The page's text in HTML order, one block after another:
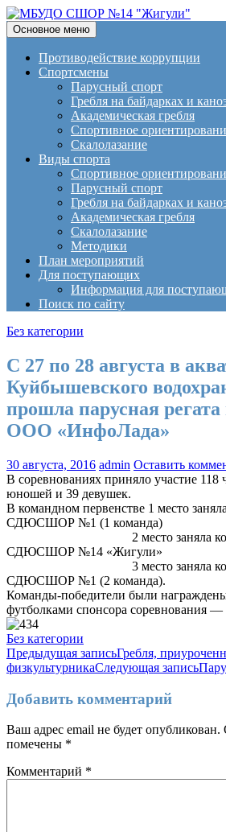
МБУДО СШОР
"Жигули"
Поиск
Основное меню Перейти
к
содержимому
Противодействие коррупции
Спортсмены
Парусный спорт
Гребля на байдарках и
Академическая гребля
Спортивное
Скалолазание
Виды спорта
Спортивное
Парусный спорт
Гребля на байдарках и
Академическая гребля
Скалолазание
Методики
План мероприятий
Для поступающих
Информация для
Поиск по сайту
Без категории
С 27 по 28 августа в
Куйбышевского
прошла парусная
ООО «ИнфоЛада»
30 августа, 2016 admin Оставить
В соревнованиях приняло участие 118
юношей и 39 девушек.
В командном первенстве 1 место
СДЮСШОР №1 (1 команда)
2 место заняла
СДЮСШОР №14 «Жигули»
3 место заняла
СДЮСШОР №1 (2 команда).
Команды-победители были
футболками спонсора соревнования
Без категории
Навигация
по
записям
Предыдущая записьГребля,
физкультурникаСледующая запись
Добавить комментарий
Ваш адрес email не будет опубликован.
помечены *
Комментарий *